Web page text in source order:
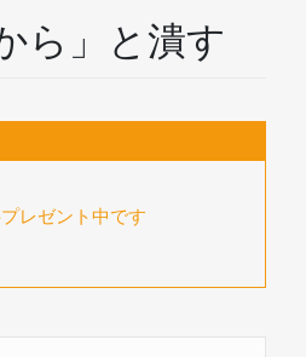
ら」と潰す
レゼント中です